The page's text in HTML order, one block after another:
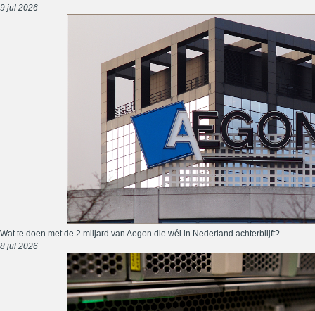
9 jul 2026
Wat te doen met de 2 miljard van Aegon die wél in Nederland achterblijft?
8 jul 2026